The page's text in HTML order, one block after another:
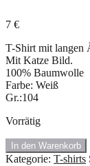
7 €
T-Shirt mit langen
Mit Katze Bild.
100% Baumwolle
Farbe: Weiß
Gr.:104
Vorrätig
#1.116
T-
In den Warenkorb
Kategorie: T-shirts